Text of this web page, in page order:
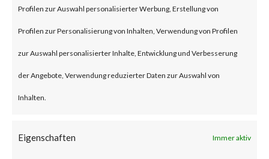
Profilen zur Auswahl personalisierter Werbung, Erstellung von
Profilen zur Personalisierung von Inhalten, Verwendung von Profilen
zur Auswahl personalisierter Inhalte, Entwicklung und Verbesserung
der Angebote, Verwendung reduzierter Daten zur Auswahl von
Inhalten.
Eigenschaften Immer aktiv
To be vulnerable, those products
gateway or as an